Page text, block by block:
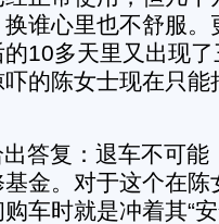
谁心里也不舒服
10多天里又出现
的陈女士现在只
复：退车不可能
金。对于这个在
车时就是冲着其“